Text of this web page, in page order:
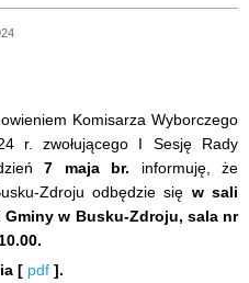
Komisarza Wyborczego
r. zwołującego I Sesję Rady
7 maja br. informuję, że
Zdroju odbędzie się w sali
w Busku-Zdroju, sala nr
[ pdf ].